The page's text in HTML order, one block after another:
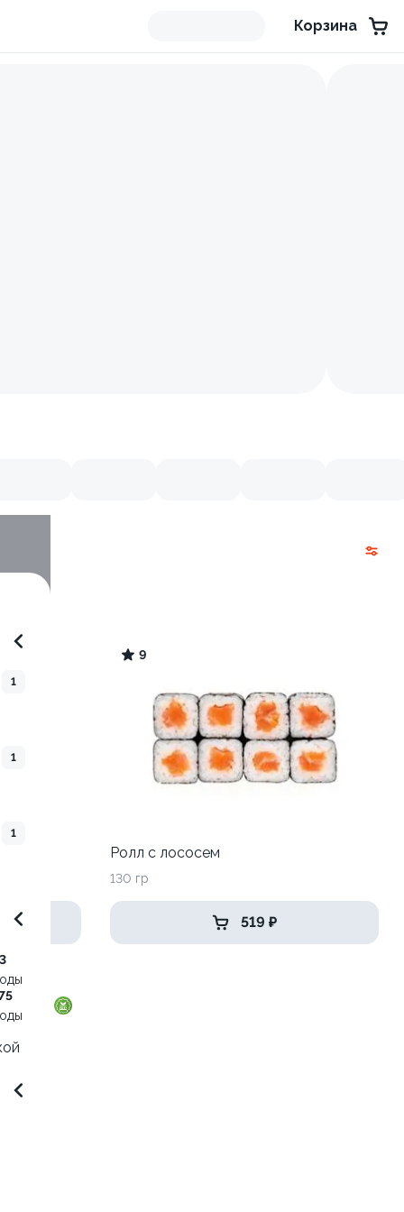
Корзина
1
1
1
9
Ролл с лососем
130 гр
519 ₽